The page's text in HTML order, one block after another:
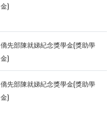
金)
僑先部陳就娣紀念獎學金(獎助學
金)
僑先部陳就娣紀念獎學金(獎助學
金)